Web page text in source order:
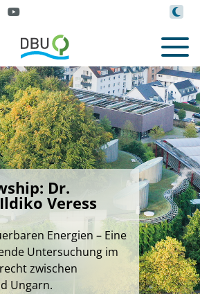
Dr.
Veress
Energien – Eine
Untersuchung im
zwischen
Ungarn.